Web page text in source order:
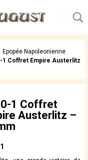
Epopée Napoleonienne
1 Coffret Empire Austerlitz
1 Coffret
Austerlitz –